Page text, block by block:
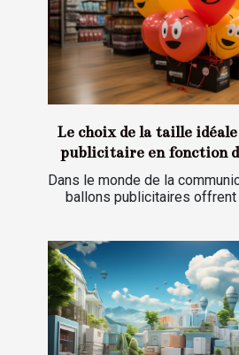
Le choix de la taille
publicitaire en fonction
Dans le monde de la
ballons publicitaires offrent